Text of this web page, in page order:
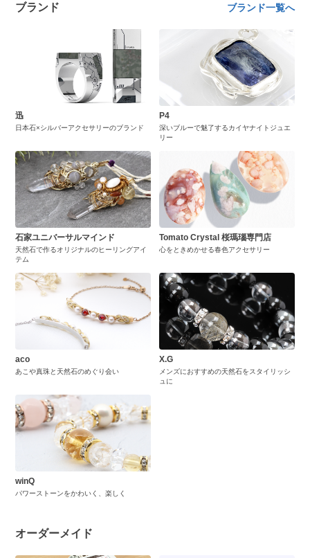
ブランド ブランド一覧へ
迅
日本石×シルバーアクセサリーのブランド
P4
深いブルーで魅了するカイヤナイトジュエ
リー
石家ユニバーサルマインド
天然石で作るオリジナルのヒーリングアイ
テム
Tomato Crystal 桜瑪瑙専門店
心をときめかせる春色アクセサリー
aco
あこや真珠と天然石のめぐり会い
X.G
メンズにおすすめの天然石をスタイリッシ
ュに
winQ
パワーストーンをかわいく、楽しく
オーダーメイド